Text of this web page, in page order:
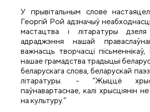
У прывітальным слове
Георгій Рой адзначыў
мастацтва і літаратуры дзеля
адраджэння нашай
важнасць творчасці
нашае грамадства традыцыі
беларускага слова, беларускай
літаратуры. - “Жыццё
паўнавартаснае, калі хрысціянін
на культуру.”